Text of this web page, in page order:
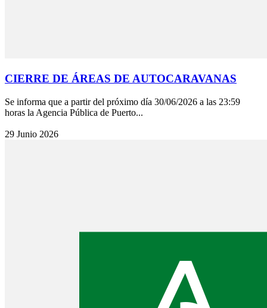
CIERRE DE ÁREAS DE AUTOCARAVANAS
Se informa que a partir del próximo día 30/06/2026 a las 23:59
horas la Agencia Pública de Puerto...
29 Junio 2026